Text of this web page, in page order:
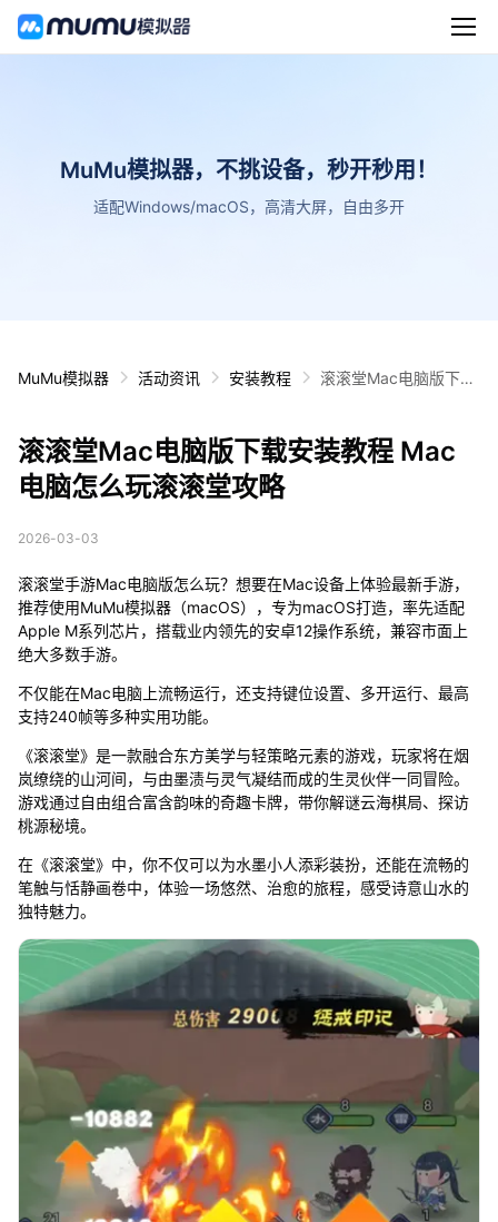
MuMu模拟器，不挑设备，秒开秒用！
适配Windows/macOS，高清大屏，自由多开
MuMu模拟器 活动资讯 安装教程
滚滚堂Mac电脑版下载
滚滚堂Mac电脑版下载安装教程 Mac
电脑怎么玩滚滚堂攻略
2026-03-03
滚滚堂手游Mac电脑版怎么玩？想要在Mac设备上体验最新手游，
推荐使用MuMu模拟器（macOS），专为macOS打造，率先适配
Apple M系列芯片，搭载业内领先的安卓12操作系统，兼容市面上
绝大多数手游。
不仅能在Mac电脑上流畅运行，还支持键位设置、多开运行、最高
支持240帧等多种实用功能。
《滚滚堂》是一款融合东方美学与轻策略元素的游戏，玩家将在烟
岚缭绕的山河间，与由墨渍与灵气凝结而成的生灵伙伴一同冒险。
游戏通过自由组合富含韵味的奇趣卡牌，带你解谜云海棋局、探访
桃源秘境。
在《滚滚堂》中，你不仅可以为水墨小人添彩装扮，还能在流畅的
笔触与恬静画卷中，体验一场悠然、治愈的旅程，感受诗意山水的
独特魅力。